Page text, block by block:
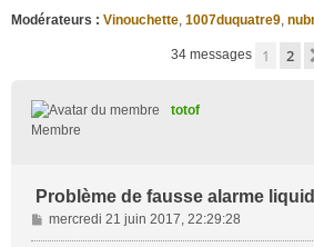
Modérateurs : Vinouchette, 1007duquatre9,
34 messages 1 2
totof
Membre
Problème de fausse alarme
M
e
mercredi 21 juin 2017, 22:29:28